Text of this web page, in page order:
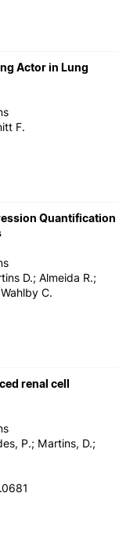
Actor in Lung
F.
Quantification
D.; Almeida R.;
C.
renal cell
P.; Martins, D.;